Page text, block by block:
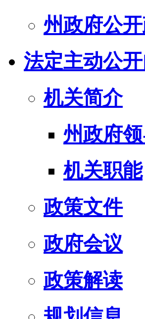
州政府公
法定主动公
机关简介
州政府
机关职能
政策文件
政府会议
政策解读